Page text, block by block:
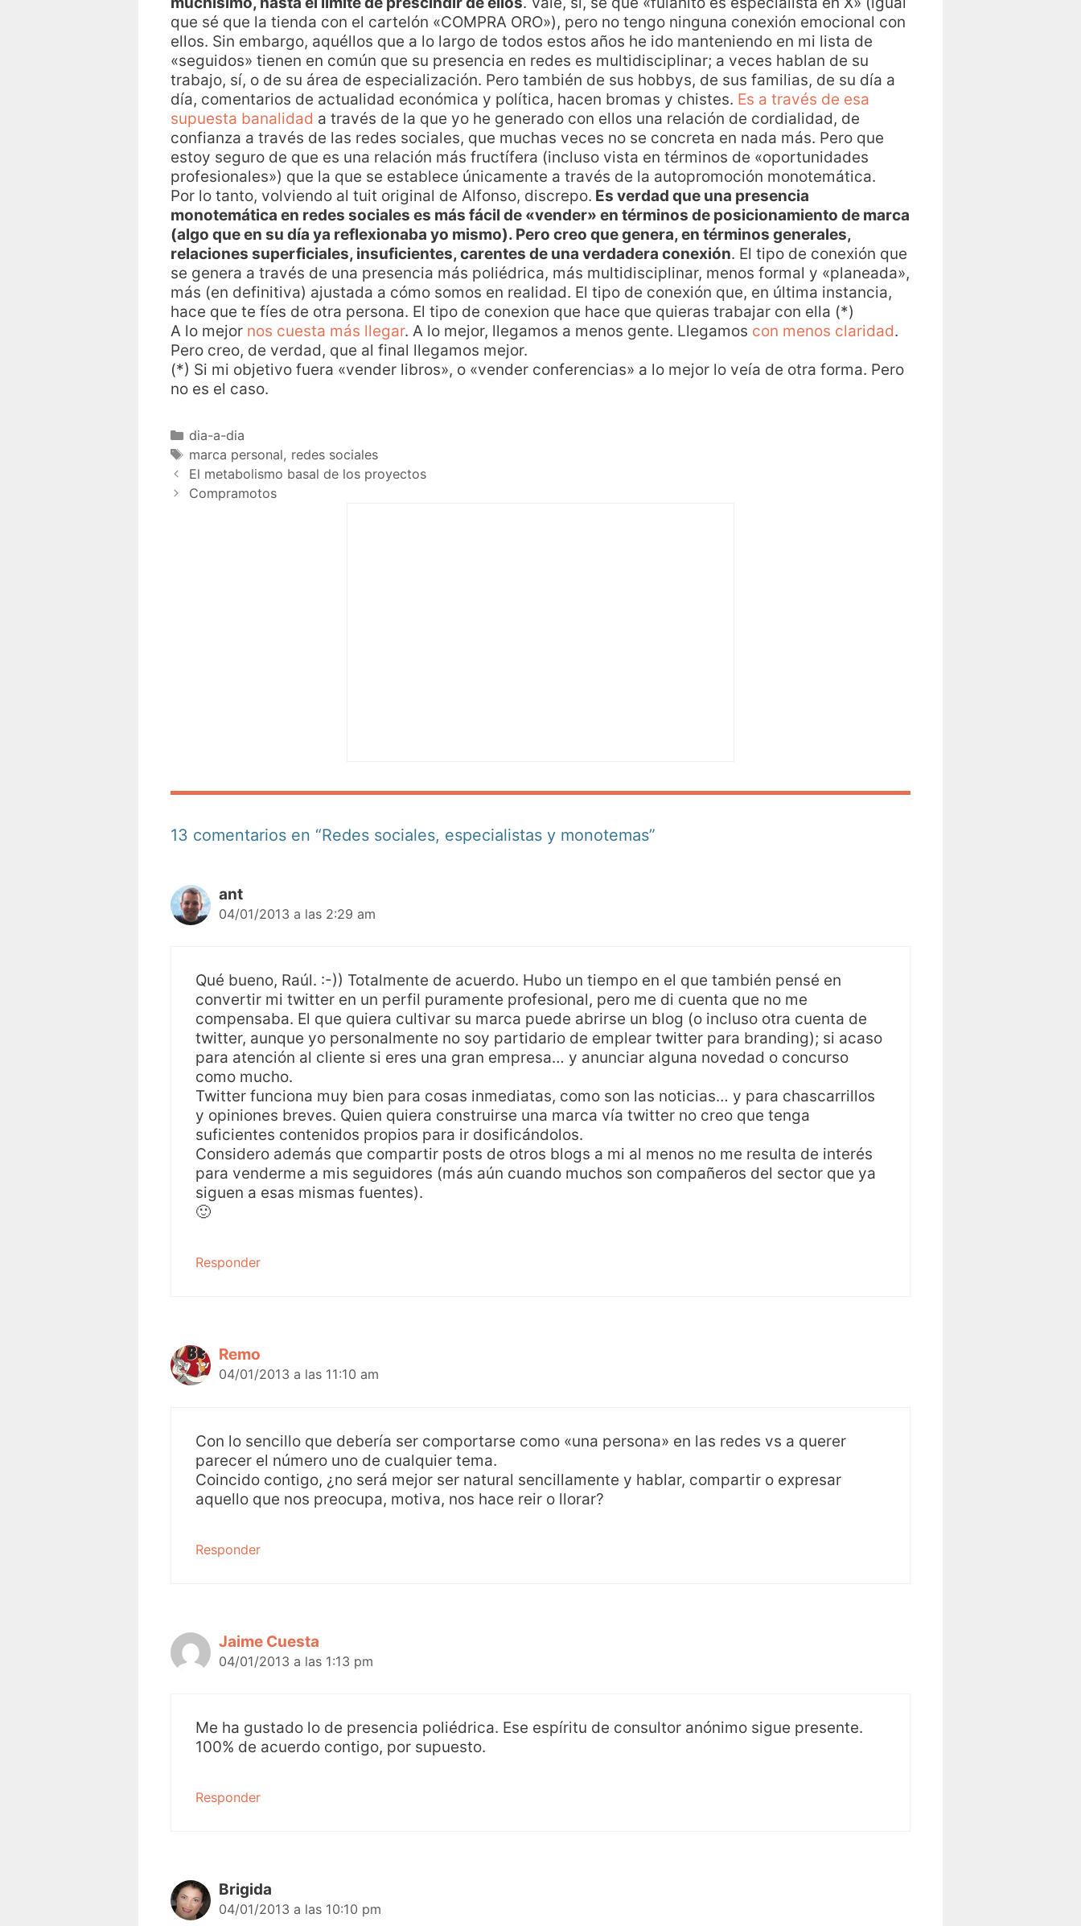
que sé que la tienda con el cartelón «COMPRA ORO»), pero no tengo ninguna conexión emocional con
ellos. Sin embargo, aquéllos que a lo largo de todos estos años he ido manteniendo en mi lista de
«seguidos» tienen en común que su presencia en redes es multidisciplinar; a veces hablan de su
trabajo, sí, o de su área de especialización. Pero también de sus hobbys, de sus familias, de su día a
día, comentarios de actualidad económica y política, hacen bromas y chistes. Es a través de esa
supuesta banalidad a través de la que yo he generado con ellos una relación de cordialidad, de
confianza a través de las redes sociales, que muchas veces no se concreta en nada más. Pero que
estoy seguro de que es una relación más fructífera (incluso vista en términos de «oportunidades
profesionales») que la que se establece únicamente a través de la autopromoción monotemática.
Por lo tanto, volviendo al tuit original de Alfonso, discrepo. Es verdad que una presencia
monotemática en redes sociales es más fácil de «vender» en términos de posicionamiento de marca
(algo que en su día ya reflexionaba yo mismo). Pero creo que genera, en términos generales,
relaciones superficiales, insuficientes, carentes de una verdadera conexión. El tipo de conexión que
se genera a través de una presencia más poliédrica, más multidisciplinar, menos formal y «planeada»,
más (en definitiva) ajustada a cómo somos en realidad. El tipo de conexión que, en última instancia,
hace que te fíes de otra persona. El tipo de conexion que hace que quieras trabajar con ella (*)
A lo mejor nos cuesta más llegar. A lo mejor, llegamos a menos gente. Llegamos con menos claridad.
Pero creo, de verdad, que al final llegamos mejor.
(*) Si mi objetivo fuera «vender libros», o «vender conferencias» a lo mejor lo veía de otra forma. Pero
no es el caso.
dia-a-dia
marca personal, redes sociales
El metabolismo basal de los proyectos
Compramotos
13 comentarios en “Redes sociales, especialistas y monotemas”
ant
04/01/2013 a las 2:29 am
Qué bueno, Raúl. :-)) Totalmente de acuerdo. Hubo un tiempo en el que también pensé en
convertir mi twitter en un perfil puramente profesional, pero me di cuenta que no me
compensaba. El que quiera cultivar su marca puede abrirse un blog (o incluso otra cuenta de
twitter, aunque yo personalmente no soy partidario de emplear twitter para branding); si acaso
para atención al cliente si eres una gran empresa… y anunciar alguna novedad o concurso
como mucho.
Twitter funciona muy bien para cosas inmediatas, como son las noticias… y para chascarrillos
y opiniones breves. Quien quiera construirse una marca vía twitter no creo que tenga
suficientes contenidos propios para ir dosificándolos.
Considero además que compartir posts de otros blogs a mi al menos no me resulta de interés
para venderme a mis seguidores (más aún cuando muchos son compañeros del sector que ya
siguen a esas mismas fuentes).
🙂
Responder
Remo
04/01/2013 a las 11:10 am
Con lo sencillo que debería ser comportarse como «una persona» en las redes vs a querer
parecer el número uno de cualquier tema.
Coincido contigo, ¿no será mejor ser natural sencillamente y hablar, compartir o expresar
aquello que nos preocupa, motiva, nos hace reir o llorar?
Responder
Jaime Cuesta
04/01/2013 a las 1:13 pm
Me ha gustado lo de presencia poliédrica. Ese espíritu de consultor anónimo sigue presente.
100% de acuerdo contigo, por supuesto.
Responder
Brigida
04/01/2013 a las 10:10 pm